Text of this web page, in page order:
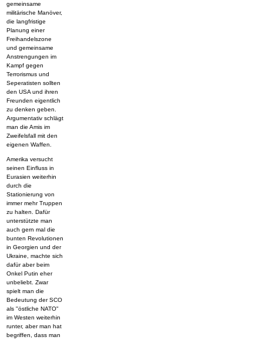
gemeinsame
militärische Manöver,
die langfristige
Planung einer
Freihandelszone
und gemeinsame
Anstrengungen im
Kampf gegen
Terrorismus und
Seperatisten sollten
den USA und ihren
Freunden eigentlich
zu denken geben.
Argumentativ schlägt
man die Amis im
Zweifelsfall mit den
eigenen Waffen.
Amerika versucht
seinen Einfluss in
Eurasien weiterhin
durch die
Stationierung von
immer mehr Truppen
zu halten. Dafür
unterstützte man
auch gern mal die
bunten Revolutionen
in Georgien und der
Ukraine, machte sich
dafür aber beim
Onkel Putin eher
unbeliebt. Zwar
spielt man die
Bedeutung der SCO
als "östliche NATO"
im Westen weiterhin
runter, aber man hat
begriffen, dass man